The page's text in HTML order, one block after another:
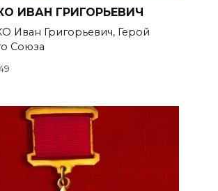
ИВАН ГРИГОРЬЕВИЧ
Иван Григорьевич, Герой
Союза